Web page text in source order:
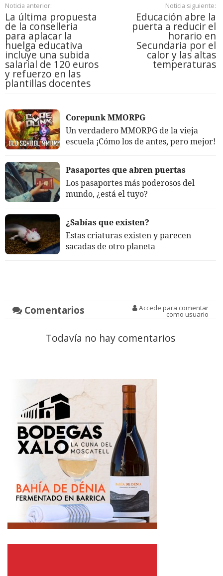
Noticia anterior:
La última propuesta
de la conselleria
para aplacar la
huelga educativa
incluye una subida
salarial de 120 euros
y refuerzo en las
plantillas docentes
Noticia siguiente:
Educación abre la
puerta a reducir el
horario en
Secundaria por el
calor y las altas
temperaturas
Corepunk MMORPG
Un verdadero MMORPG de la vieja
escuela ¡Cómo los de antes, pero mejor!
Pasaportes que abren puertas
Los pasaportes más poderosos del
mundo, ¿está el tuyo?
¿Sabías que existen?
Estas criaturas existen y parecen
sacadas de otro planeta
Comentarios Accede para comentar
como usuario
Todavía no hay comentarios